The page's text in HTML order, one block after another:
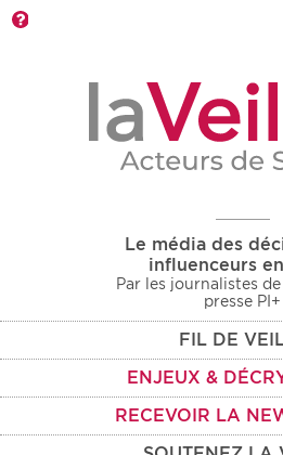
Le média des
influenceurs
Par les journalistes
presse PI+
FIL DE
ENJEUX &
RECEVOIR LA